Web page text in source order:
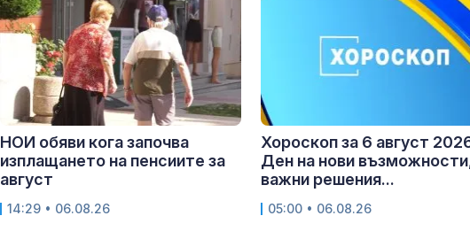
НОИ обяви кога започва
изплащането на пенсиите за
август
14:29 • 06.08.26
Хороскоп за 6 август
Ден на нови
важни решения...
05:00 • 06.08.26